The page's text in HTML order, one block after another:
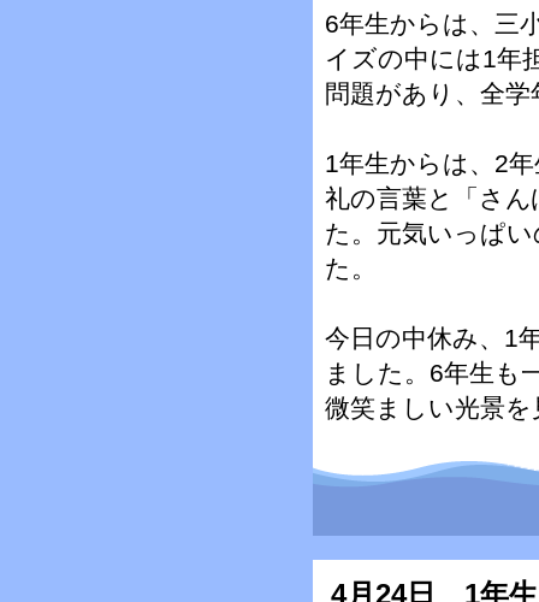
6年生からは、三
イズの中には1年
問題があり、全
1年生からは、2
礼の言葉と「さ
た。元気いっぱ
た。
今日の中休み、1
ました。6年生も
微笑ましい光景
4月24日 1年